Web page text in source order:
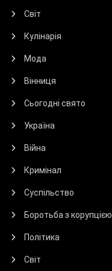
Світ
Кулінарія
Мода
Вінниця
Сьогодні свято
Україна
Війна
Кримінал
Суспільство
Боротьба з корупцією
Політика
Світ